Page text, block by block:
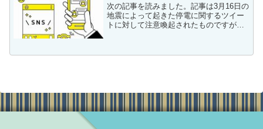
次の記事を読みました。記事は3月16日の
地震によって起きた停電に関するツイー
トに対して注意喚起されたものですが、
事に登場するITジャーナリストの三上洋